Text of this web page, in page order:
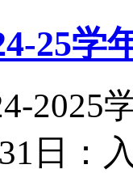
25学
2025
日：